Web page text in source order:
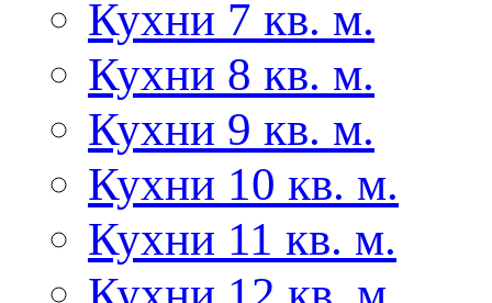
Кухни 7 кв. м.
Кухни 8 кв. м.
Кухни 9 кв. м.
Кухни 10 кв. м.
Кухни 11 кв. м.